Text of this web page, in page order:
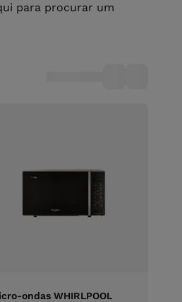
para procurar um
ondas WHIRLPOOL